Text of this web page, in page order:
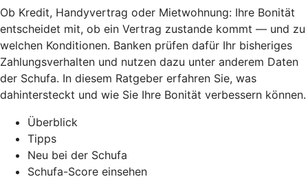
Ob Kredit, Handyvertrag oder Mietwohnung: Ihre Bonität
entscheidet mit, ob ein Vertrag zustande kommt — und zu
welchen Konditionen. Banken prüfen dafür Ihr bisheriges
Zahlungsverhalten und nutzen dazu unter anderem Daten
der Schufa. In diesem Ratgeber erfahren Sie, was
dahintersteckt und wie Sie Ihre Bonität verbessern können.
Überblick
Tipps
Neu bei der Schufa
Schufa-Score einsehen